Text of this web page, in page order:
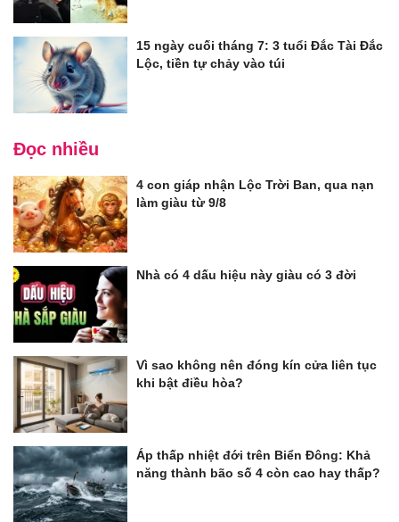
15 ngày cuối tháng 7: 3 tuổi Đắc Tài Đắc
Lộc, tiền tự chảy vào túi
Đọc nhiều
4 con giáp nhận Lộc Trời Ban, qua nạn
làm giàu từ 9/8
Nhà có 4 dấu hiệu này giàu có 3 đời
Vì sao không nên đóng kín cửa liên tục
khi bật điều hòa?
Áp thấp nhiệt đới trên Biển Đông: Khả
năng thành bão số 4 còn cao hay thấp?